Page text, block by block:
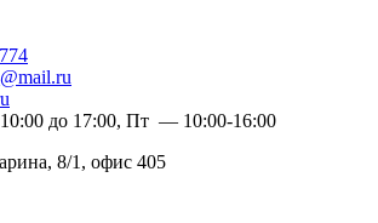
до 17:00, Пт — 10:00-16:00
8/1, офис 405